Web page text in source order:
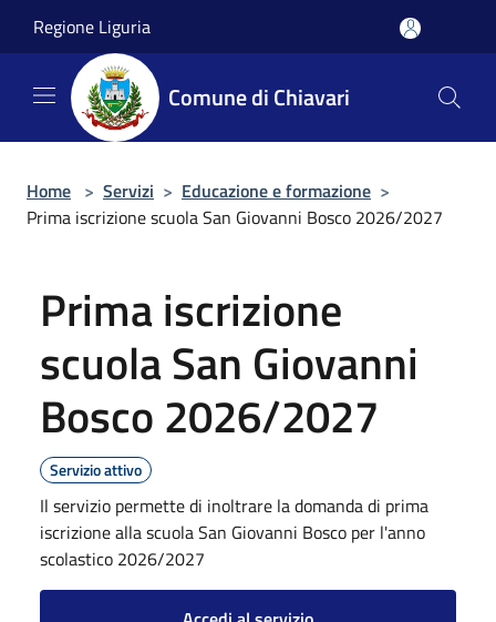
Regione Liguria
Comune di Chiavari
Home > Servizi > Educazione e formazione >
Prima iscrizione scuola San Giovanni Bosco 2026/2027
Prima iscrizione
scuola San Giovanni
Bosco 2026/2027
Servizio attivo
Il servizio permette di inoltrare la domanda di prima
iscrizione alla scuola San Giovanni Bosco per l'anno
scolastico 2026/2027